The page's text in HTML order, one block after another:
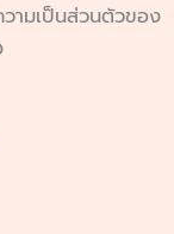
ามเป็นส่วนตัวของ